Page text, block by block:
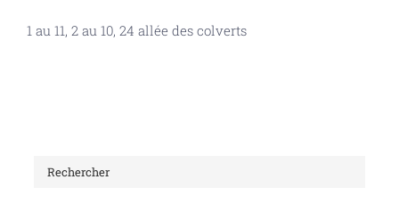
1 au 11, 2 au 10, 24 allée des colverts
Rechercher